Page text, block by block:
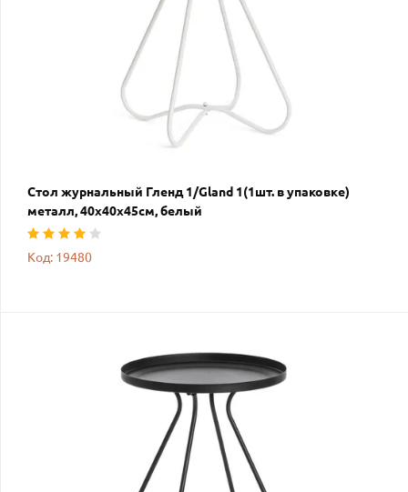
Стол журнальный Гленд 1/Gland 1(1шт. в упаковке)
металл, 40х40х45см, белый
Код: 19480